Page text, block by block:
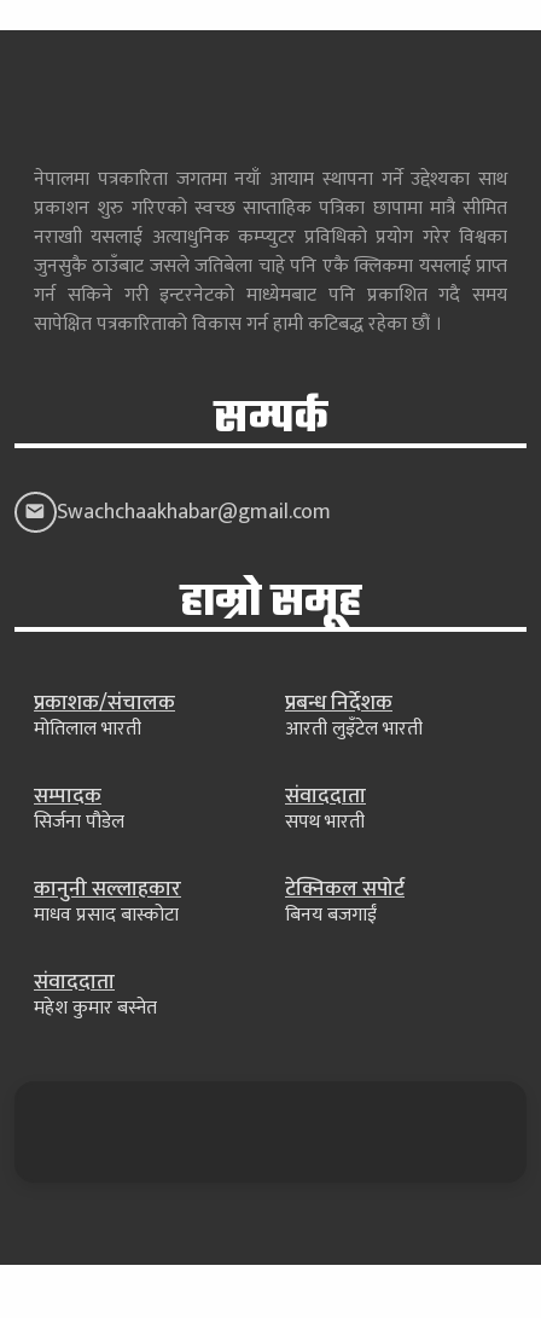
नेपालमा पत्रकारिता जगतमा नयाँ आयाम स्थापना गर्ने उद्देश्यका साथ
प्रकाशन शुरु गरिएको स्वच्छ साप्ताहिक पत्रिका छापामा मात्रै सीमित
नराखाी यसलाई अत्याधुनिक कम्प्युटर प्रविधिको प्रयोग गरेर विश्वका
जुनसुकै ठाउँबाट जसले जतिबेला चाहे पनि एकै क्लिकमा यसलाई प्राप्त
गर्न सकिने गरी इन्टरनेटको माध्येमबाट पनि प्रकाशित गदै समय
सापेक्षित पत्रकारिताको विकास गर्न हामी कटिबद्ध रहेका छौं ।
सम्पर्क
Swachchaakhabar@gmail.com
हाम्रो समूह
प्रकाशक/संचालक
मोतिलाल भारती
प्रबन्ध निर्देशक
आरती लुइँटेल भारती
सम्पादक
सिर्जना पौडेल
संवाददाता
सपथ भारती
कानुनी सल्लाहकार
माधव प्रसाद बास्कोटा
टेक्निकल सपोर्ट
बिनय बजगाईं
संवाददाता
महेश कुमार बस्नेत